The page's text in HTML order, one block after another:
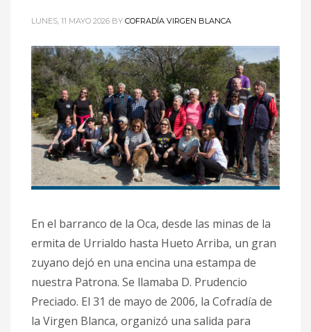
LUNES, 11 MAYO 2026 BY COFRADÍA VIRGEN BLANCA
En el barranco de la Oca, desde las minas de la
ermita de Urrialdo hasta Hueto Arriba, un gran
zuyano dejó en una encina una estampa de
nuestra Patrona. Se llamaba D. Prudencio
Preciado. El 31 de mayo de 2006, la Cofradía de
la Virgen Blanca, organizó una salida para